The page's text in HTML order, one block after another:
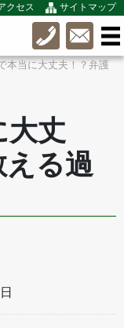
クセス サイトマップ
本当に大丈夫！？弁護
大丈
える過